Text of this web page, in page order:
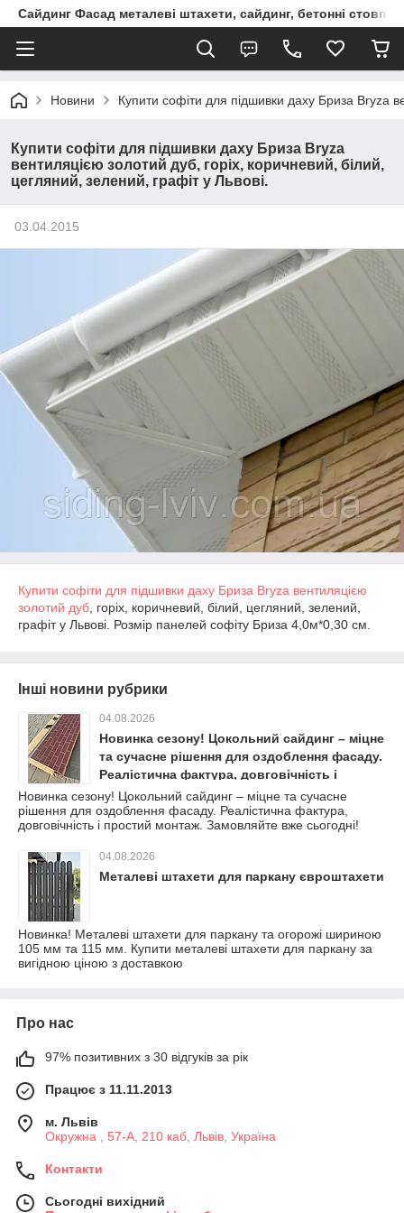
Сайдинг Фасад металеві штахети, сайдинг, бетонні
Новини Купити софіти для підшивки даху Бриза Bryza
Купити софіти для підшивки даху Бриза Bryza
вентиляцією золотий дуб, горіх, коричневий, білий,
цегляний, зелений, графіт у Львові.
03.04.2015
Купити софіти для підшивки даху Бриза Bryza вентиляцією
золотий дуб , горіх, коричневий, білий, цегляний, зелений,
графіт у Львові. Розмір панелей софіту Бриза 4,0м*0,30 см.
Інші новини рубрики
04.08.2026
Новинка сезону! Цокольний сайдинг – міцне
та сучасне рішення для оздоблення фасаду.
Реалістична фактура, довговічність і
простий монтаж. Замовляйте вже сьогодні!
Новинка сезону! Цокольний сайдинг – міцне та сучасне
рішення для оздоблення фасаду. Реалістична фактура,
довговічність і простий монтаж. Замовляйте вже сьогодні!
04.08.2026
Металеві штахети для паркану євроштахети
Новинка! Металеві штахети для паркану та огорожі шириною
105 мм та 115 мм. Купити металеві штахети для паркану за
вигідною ціною з доставкою
Про нас
97% позитивних з 30 відгуків за рік
Працює з 11.11.2013
м. Львів
Окружна , 57-А, 210 каб, Львів, Україна
Контакти
Сьогодні вихідний